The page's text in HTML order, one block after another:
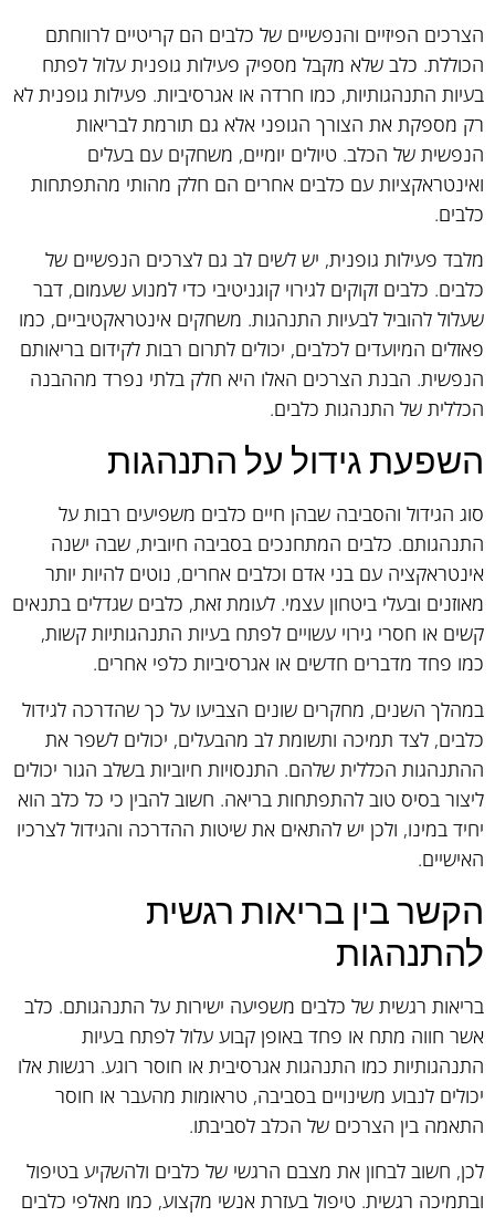
הצרכים הפיזיים והנפשיים של כלבים הם קריטיים לרווחתם
הכוללת. כלב שלא מקבל מספיק פעילות גופנית עלול לפתח
בעיות התנהגותיות, כמו חרדה או אגרסיביות. פעילות גופנית לא
רק מספקת את הצורך הגופני אלא גם תורמת לבריאות
הנפשית של הכלב. טיולים יומיים, משחקים עם בעלים
ואינטראקציות עם כלבים אחרים הם חלק מהותי מהתפתחות
כלבים.
מלבד פעילות גופנית, יש לשים לב גם לצרכים הנפשיים של
כלבים. כלבים זקוקים לגירוי קוגניטיבי כדי למנוע שעמום, דבר
שעלול להוביל לבעיות התנהגות. משחקים אינטראקטיביים, כמו
פאזלים המיועדים לכלבים, יכולים לתרום רבות לקידום בריאותם
הנפשית. הבנת הצרכים האלו היא חלק בלתי נפרד מההבנה
הכללית של התנהגות כלבים.
השפעת גידול על התנהגות
סוג הגידול והסביבה שבהן חיים כלבים משפיעים רבות על
התנהגותם. כלבים המתחנכים בסביבה חיובית, שבה ישנה
אינטראקציה עם בני אדם וכלבים אחרים, נוטים להיות יותר
מאוזנים ובעלי ביטחון עצמי. לעומת זאת, כלבים שגדלים בתנאים
קשים או חסרי גירוי עשויים לפתח בעיות התנהגותיות קשות,
כמו פחד מדברים חדשים או אגרסיביות כלפי אחרים.
במהלך השנים, מחקרים שונים הצביעו על כך שהדרכה לגידול
כלבים, לצד תמיכה ותשומת לב מהבעלים, יכולים לשפר את
ההתנהגות הכללית שלהם. התנסויות חיוביות בשלב הגור יכולים
ליצור בסיס טוב להתפתחות בריאה. חשוב להבין כי כל כלב הוא
יחיד במינו, ולכן יש להתאים את שיטות ההדרכה והגידול לצרכיו
האישיים.
הקשר בין בריאות רגשית
להתנהגות
בריאות רגשית של כלבים משפיעה ישירות על התנהגותם. כלב
אשר חווה מתח או פחד באופן קבוע עלול לפתח בעיות
התנהגותיות כמו התנהגות אגרסיבית או חוסר רוגע. רגשות אלו
יכולים לנבוע משינויים בסביבה, טראומות מהעבר או חוסר
התאמה בין הצרכים של הכלב לסביבתו.
לכן, חשוב לבחון את מצבם הרגשי של כלבים ולהשקיע בטיפול
ובתמיכה רגשית. טיפול בעזרת אנשי מקצוע, כמו מאלפי כלבים